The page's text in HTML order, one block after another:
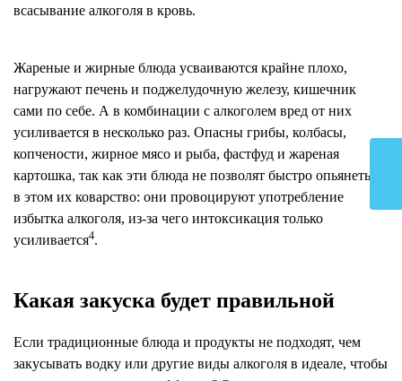
всасывание алкоголя в кровь.
Жареные и жирные блюда усваиваются крайне плохо,
нагружают печень и поджелудочную железу, кишечник
сами по себе. А в комбинации с алкоголем вред от них
усиливается в несколько раз. Опасны грибы, колбасы,
копчености, жирное мясо и рыба, фастфуд и жареная
картошка, так как эти блюда не позволят быстро опьянеть, и
в этом их коварство: они провоцируют употребление
избытка алкоголя, из-за чего интоксикация только
усиливается4.
Какая закуска будет правильной
Если традиционные блюда и продукты не подходят, чем
закусывать водку или другие виды алкоголя в идеале, чтобы